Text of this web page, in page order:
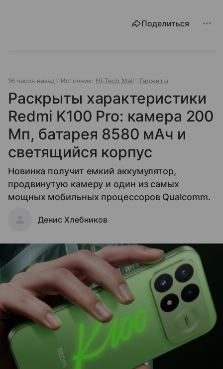
Поделиться
16 часов назад Источник: Hi-Tech Mail Гаджеты
Раскрыты характеристики
Redmi K100 Pro: камера 200
Мп, батарея 8580 мАч и
светящийся корпус
Новинка получит емкий аккумулятор,
продвинутую камеру и один из самых
мощных мобильных процессоров Qualcomm.
Денис Хлебников